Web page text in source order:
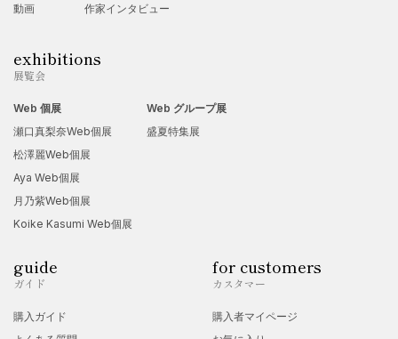
動画 作家インタビュー
exhibitions
展覧会
Web 個展
瀬口真梨奈Web個展
松澤麗Web個展
Aya Web個展
月乃紫Web個展
Koike Kasumi Web個展
Web グループ展
盛夏特集展
guide
ガイド
購入ガイド
for customers
カスタマー
購入者マイページ